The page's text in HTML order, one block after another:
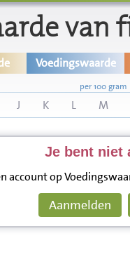
van
Voedingswaarde
per 100 gram
J K L M
Je bent niet
account op
Aanmelden